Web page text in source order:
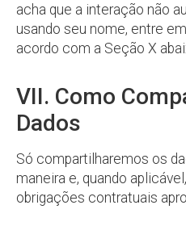
acha que a interação não
usando seu nome, entre
acordo com a Seção X
VII. Como
Dados
Só compartilharemos os
maneira e, quando
obrigações contratuais